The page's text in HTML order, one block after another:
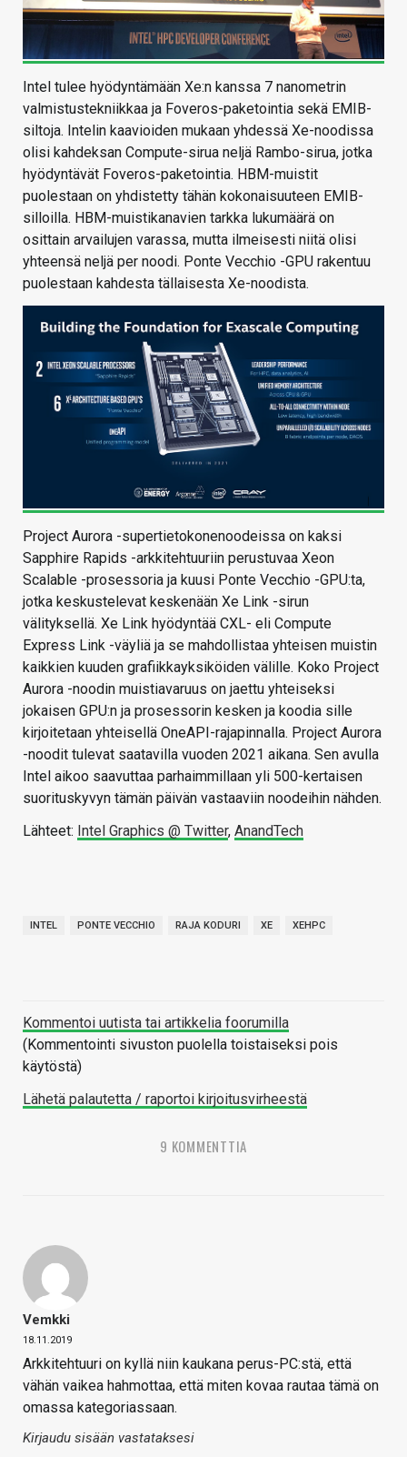
Intel tulee hyödyntämään Xe:n kanssa 7 nanometrin
valmistustekniikkaa ja Foveros-paketointia sekä EMIB-
siltoja. Intelin kaavioiden mukaan yhdessä Xe-noodissa
olisi kahdeksan Compute-sirua neljä Rambo-sirua, jotka
hyödyntävät Foveros-paketointia. HBM-muistit
puolestaan on yhdistetty tähän kokonaisuuteen EMIB-
silloilla. HBM-muistikanavien tarkka lukumäärä on
osittain arvailujen varassa, mutta ilmeisesti niitä olisi
yhteensä neljä per noodi. Ponte Vecchio -GPU rakentuu
puolestaan kahdesta tällaisesta Xe-noodista.
Project Aurora -supertietokonenoodeissa on kaksi
Sapphire Rapids -arkkitehtuuriin perustuvaa Xeon
Scalable -prosessoria ja kuusi Ponte Vecchio -GPU:ta,
jotka keskustelevat keskenään Xe Link -sirun
välityksellä. Xe Link hyödyntää CXL- eli Compute
Express Link -väyliä ja se mahdollistaa yhteisen muistin
kaikkien kuuden grafiikkayksiköiden välille. Koko Project
Aurora -noodin muistiavaruus on jaettu yhteiseksi
jokaisen GPU:n ja prosessorin kesken ja koodia sille
kirjoitetaan yhteisellä OneAPI-rajapinnalla. Project Aurora
-noodit tulevat saatavilla vuoden 2021 aikana. Sen avulla
Intel aikoo saavuttaa parhaimmillaan yli 500-kertaisen
suorituskyvyn tämän päivän vastaaviin noodeihin nähden.
Lähteet: Intel Graphics @ Twitter, AnandTech
INTEL PONTE VECCHIO RAJA KODURI XE XEHPC
Kommentoi uutista tai artikkelia foorumilla
(Kommentointi sivuston puolella toistaiseksi pois
käytöstä)
Lähetä palautetta / raportoi kirjoitusvirheestä
9 KOMMENTTIA
Vemkki
18.11.2019
Arkkitehtuuri on kyllä niin kaukana perus-PC:stä, että
vähän vaikea hahmottaa, että miten kovaa rautaa tämä on
omassa kategoriassaan.
Kirjaudu sisään vastataksesi